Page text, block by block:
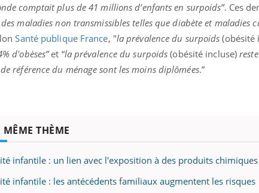
comptait plus de 41 millions d’enfants en surpoids”. Ces
maladies non transmissibles telles que diabète et maladies
Santé publique France, "la prévalence du surpoids (obésité
d'obèses”et “la prévalence du surpoids (obésité incluse)
référence du ménage sont les moins diplômées.”
MÊME THÈME
infantile : un lien avec l'exposition à des produits
infantile : les antécédents familiaux augmentent les risques
mental ou
de la
ce qui la rend
Youtube
Insuline & Charge mentale : et si on
osait en parler??Youtube